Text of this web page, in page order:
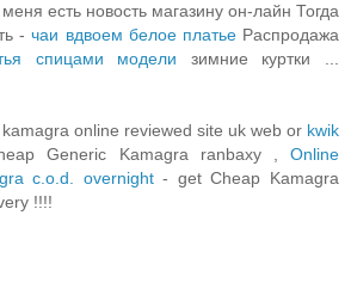
есть новость магазину он-лайн Тогда
-чаи вдвоем белое платье Распродажа
спицами модели зимние куртки ...
online reviewed site uk web or kwik
Generic Kamagra ranbaxy ,Online
c.o.d. overnight- get Cheap Kamagra
!!!!